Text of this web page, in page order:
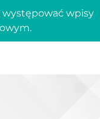
wpisy